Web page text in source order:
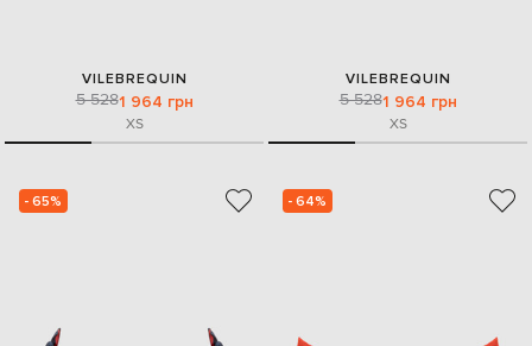
VILEBREQUIN
5 5281 964 грн
XS
VILEBREQUIN
5 5281 964 грн
XS
- 65% - 64%